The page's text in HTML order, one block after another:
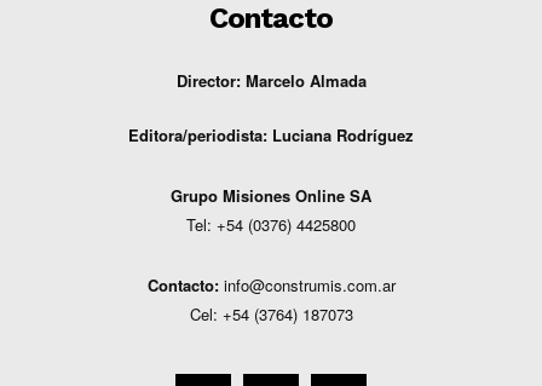
Contacto
Director: Marcelo Almada
Editora/periodista: Luciana Rodríguez
Grupo Misiones Online SA
Tel: +54 (0376) 4425800
Contacto: info@construmis.com.ar
Cel: +54 (3764) 187073